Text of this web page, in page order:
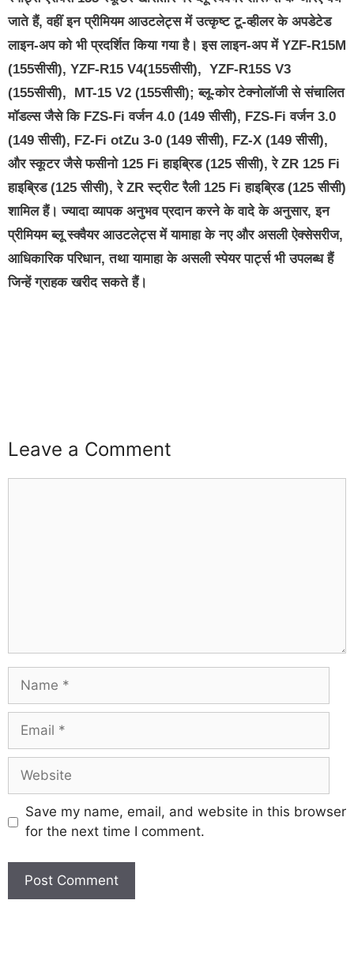
जाते हैं, वहीं इन प्रीमियम आउटलेट्स में उत्कृष्ट टू-व्हीलर के अपडेटेड
लाइन-अप को भी प्रदर्शित किया गया है। इस लाइन-अप में YZF-R15M
(155सीसी), YZF-R15 V4(155सीसी), YZF-R15S V3
(155सीसी), MT-15 V2 (155सीसी); ब्लू-कोर टेक्नोलॉजी से संचालित
मॉडल्स जैसे कि FZS-Fi वर्जन 4.0 (149 सीसी), FZS-Fi वर्जन 3.0
(149 सीसी), FZ-Fi otZu 3-0 (149 सीसी), FZ-X (149 सीसी),
और स्कूटर जैसे फसीनो 125 Fi हाइब्रिड (125 सीसी), रे ZR 125 Fi
हाइब्रिड (125 सीसी), रे ZR स्ट्रीट रैली 125 Fi हाइब्रिड (125 सीसी)
शामिल हैं। ज्यादा व्यापक अनुभव प्रदान करने के वादे के अनुसार, इन
प्रीमियम ब्लू स्क्वैयर आउटलेट्स में यामाहा के नए और असली ऐक्सेसरीज,
आधिकारिक परिधान, तथा यामाहा के असली स्पेयर पार्ट्स भी उपलब्ध हैं
जिन्हें ग्राहक खरीद सकते हैं।
Leave a Comment
Save my name, email, and website in this browser
for the next time I comment.